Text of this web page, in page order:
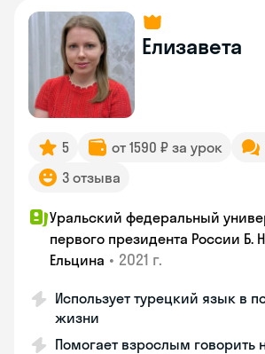
Елизавета
5 от 1590 ₽ за урок
3 отзыва
Уральский федеральный
первого президента России Б.
Ельцина • 2021 г.
Использует турецкий язык в
жизни
Помогает взрослым говорить